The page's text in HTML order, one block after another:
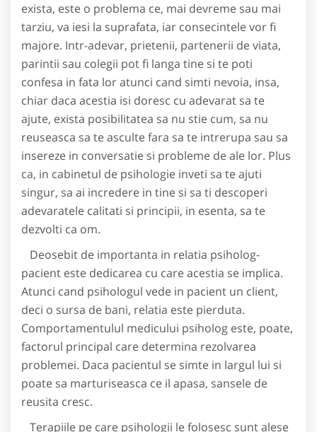
exista, este o problema ce, mai devreme sau mai
tarziu, va iesi la suprafata, iar consecintele vor fi
majore. Intr-adevar, prietenii, partenerii de viata,
parintii sau colegii pot fi langa tine si te poti
confesa in fata lor atunci cand simti nevoia, insa,
chiar daca acestia isi doresc cu adevarat sa te
ajute, exista posibilitatea sa nu stie cum, sa nu
reuseasca sa te asculte fara sa te intrerupa sau sa
insereze in conversatie si probleme de ale lor. Plus
ca, in cabinetul de psihologie inveti sa te ajuti
singur, sa ai incredere in tine si sa ti descoperi
adevaratele calitati si principii, in esenta, sa te
dezvolti ca om.
Deosebit de importanta in relatia psiholog-
pacient este dedicarea cu care acestia se implica.
Atunci cand psihologul vede in pacient un client,
deci o sursa de bani, relatia este pierduta.
Comportamentulul medicului psiholog este, poate,
factorul principal care determina rezolvarea
problemei. Daca pacientul se simte in largul lui si
poate sa marturiseasca ce il apasa, sansele de
reusita cresc.
Terapiile pe care psihologii le folosesc sunt alese